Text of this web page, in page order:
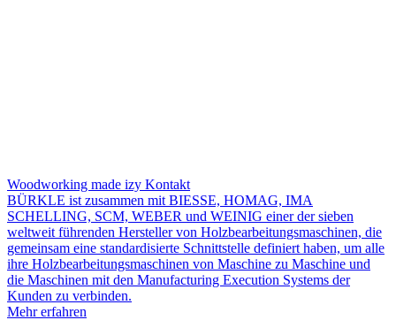
Woodworking made izy Kontakt
BÜRKLE ist zusammen mit BIESSE, HOMAG, IMA
SCHELLING, SCM, WEBER und WEINIG einer der sieben
weltweit führenden Hersteller von Holzbearbeitungsmaschinen, die
gemeinsam eine standardisierte Schnittstelle definiert haben, um alle
ihre Holzbearbeitungsmaschinen von Maschine zu Maschine und
die Maschinen mit den Manufacturing Execution Systems der
Kunden zu verbinden.
Mehr erfahren